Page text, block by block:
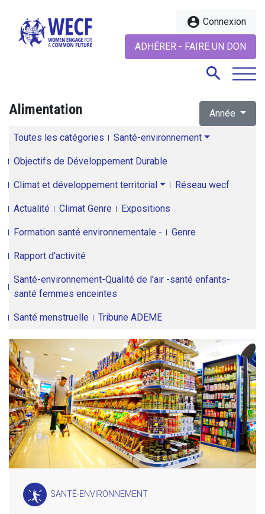
account_circle Connexion
ADHÉRER - FAIRE UN DON
search
Alimentation Année
Toutes les catégories Santé-environnement
Objectifs de Développement Durable
Climat et développement territorial Réseau wecf
Actualité Climat Genre Expositions
Formation santé environnementale - Genre
Rapport d'activité
Santé-environnement-Qualité de l'air -santé enfants-
santé femmes enceintes
Santé menstruelle Tribune ADEME
SANTÉ-ENVIRONNEMENT